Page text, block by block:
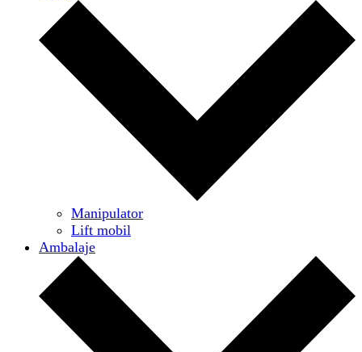
Manipulator
Lift mobil
Ambalaje